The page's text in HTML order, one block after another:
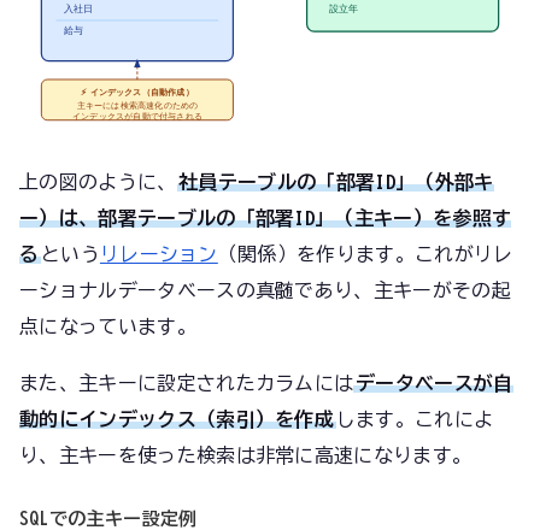
入社日
給与
設立年
⚡ インデックス（自動作成）
主キーには検索高速化のための
インデックスが自動で付与される
上の図のように、 社員テーブルの「部署ID」（外部キ
ー）は、部署テーブルの「部署ID」（主キー）を参照す
るという リレーション
（関係）を作ります。これがリレ
ーショナルデータベースの真髄であり、主キーがその起
点になっています。
また、主キーに設定されたカラムにはデータベースが自
動的にインデックス（索引）を作成します。これによ
り、主キーを使った検索は非常に高速になります。
SQLでの主キー設定例